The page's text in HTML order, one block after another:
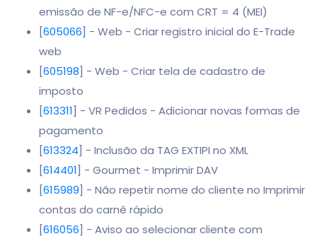
emissão de NF-e/NFC-e com CRT = 4 (MEI)
[605066] - Web - Criar registro inicial do E-Trade
web
[605198] - Web - Criar tela de cadastro de
imposto
[613311] - VR Pedidos - Adicionar novas formas de
pagamento
[613324] - Inclusão da TAG EXTIPI no XML
[614401] - Gourmet - Imprimir DAV
[615989] - Não repetir nome do cliente no Imprimir
contas do carnê rápido
[616056] - Aviso ao selecionar cliente com